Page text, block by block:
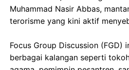
Muhammad Nasir Abbas,
terorisme yang kini aktif
Focus Group Discussion (FGD)
berbagai kalangan seperti